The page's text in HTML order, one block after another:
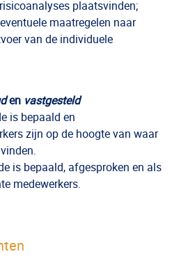
plaatsvinden;
maatregelen naar
van de individuele
en vastgesteld
is bepaald en
zijn op de hoogte van waar
is bepaald, afgesproken en als
medewerkers.